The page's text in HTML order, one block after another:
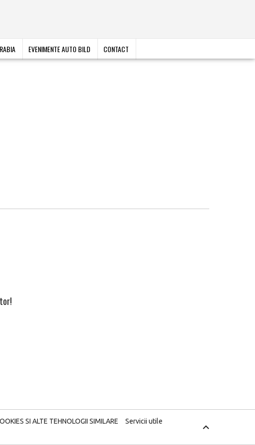
EVENIMENTE AUTO BILD CONTACT
SI ALTE TEHNOLOGII SIMILARE
Servicii utile